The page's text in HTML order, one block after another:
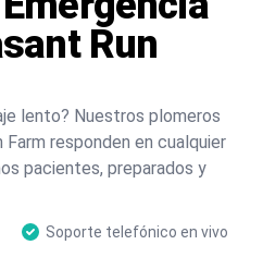
Run
lento? Nuestros plomeros
responden en cualquier
pacientes, preparados y
Soporte telefónico en vivo